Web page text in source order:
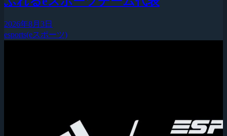
2026年8月3日
esports(eスポーツ)